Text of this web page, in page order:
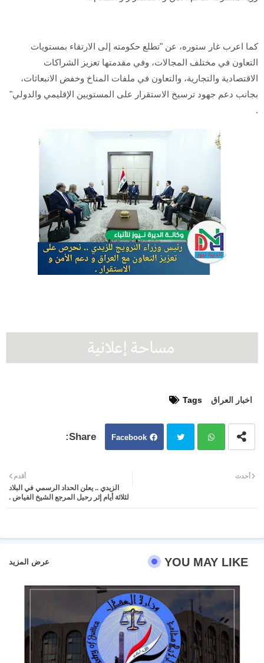
كما اعرب غار ستوره، عن "تطلع حكومته إلى الارتقاء بمستويات
التعاون في مختلف المجالات، وفي مقدمتها تعزيز الشراكات
الاقتصادية والتجارية، والتعاون في ملفات المناخ وخفض الانبعاثات،
بجانب دعم جهود ترسيخ الاستقرار على المستويين الإقليمي والدولي"
.
Tags اخبار العراق
Facebook
أحدث أقدم
الزيدي .. يعلن الحداد الرسمي في البلاد
لثلاثة أيام إثر رحيل المرجع الشيخ الفياض .
YOU MAY LIKE عرض المزيد